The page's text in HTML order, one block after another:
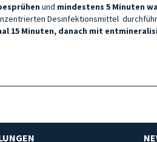
und mindestens 5 Minuten
Desinfektionsmittel
Minuten, danach mit